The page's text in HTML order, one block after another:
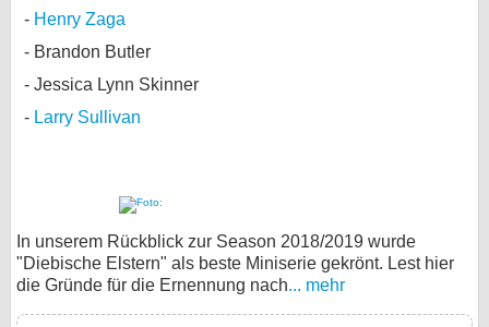
Henry Zaga
Brandon Butler
Jessica Lynn Skinner
Larry Sullivan
In unserem Rückblick zur Season 2018/2019 wurde
"Diebische Elstern" als beste Miniserie gekrönt. Lest hier
die Gründe für die Ernennung nach... mehr